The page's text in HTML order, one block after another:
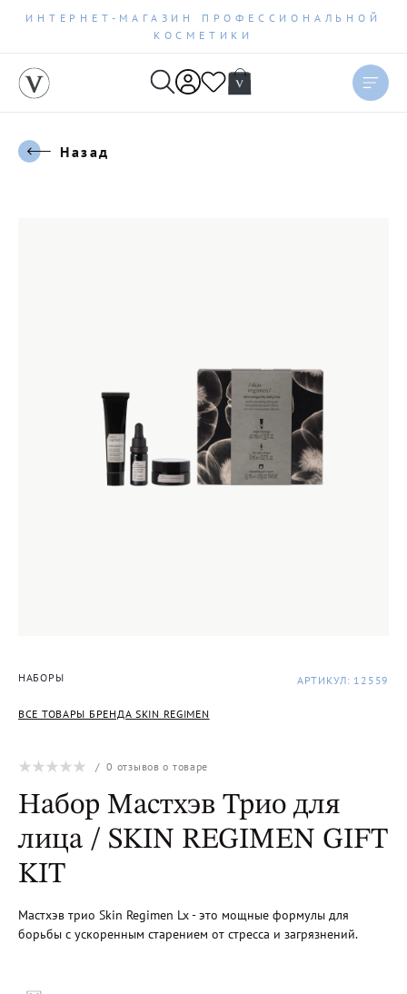
ИНТЕРНЕТ-МАГАЗИН ПРОФЕССИОНАЛЬНОЙ
КОСМЕТИКИ
Назад
НАБОРЫ
ВСЕ ТОВАРЫ БРЕНДА SKIN REGIMEN
АРТИКУЛ: 12559
/0 отзывов о товаре
Набор Мастхэв Трио для
лица / SKIN REGIMEN GIFT
KIT
Мастхэв трио Skin Regimen Lx - это мощные формулы для
борьбы с ускоренным старением от стресса и загрязнений.